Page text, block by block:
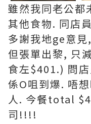
雖然我同老公
其他食物. 同店
多謝我地ge意
但張單出黎, 只
食左$401.) 問
係O咀到爆. 唔
人. 今餐total
司!!!!